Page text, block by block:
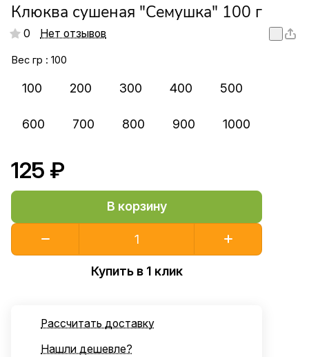
Клюква сушеная "Семушка" 100 г
0 Нет отзывов
Вес гр : 100
100 200 300 400 500
600 700 800 900 1000
125 ₽
В корзину
Купить в 1 клик
Рассчитать доставку
Нашли дешевле?